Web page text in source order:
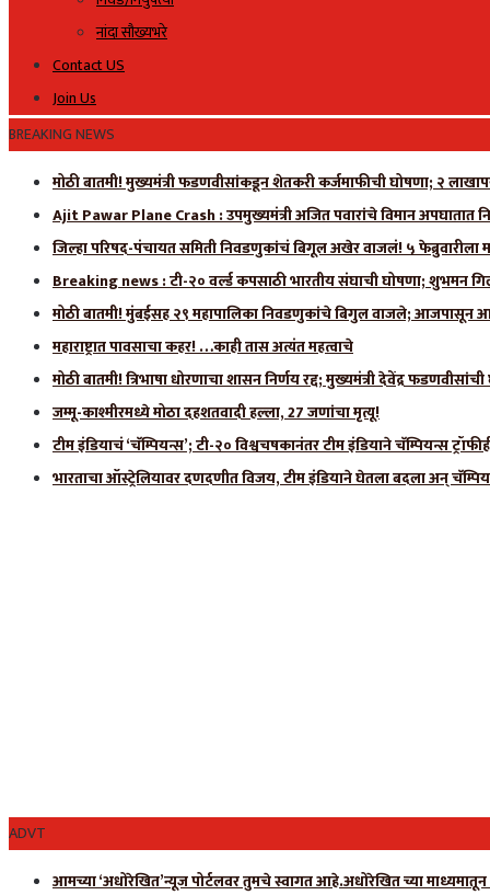
नांदा सौख्यभरे
Contact US
Join Us
BREAKING NEWS
मोठी बातमी! मुख्यमंत्री फडणवीसांकडून शेतकरी कर्जमाफीची घोषणा; २
Ajit Pawar Plane Crash : उपमुख्यमंत्री अजित पवारांचे विमान अपघातात
जिल्हा परिषद-पंचायत समिती निवडणुकांचं बिगूल अखेर वाजलं! ५ फेब्रुवारीला
Breaking news : टी-२० वर्ल्ड कपसाठी भारतीय संघाची घोषणा; शुभमन
मोठी बातमी! मुंबईसह २९ महापालिका निवडणुकांचे बिगुल वाजले; आजपासून
महाराष्ट्रात पावसाचा कहर! …काही तास अत्यंत महत्वाचे
मोठी बातमी! त्रिभाषा धोरणाचा शासन निर्णय रद्द; मुख्यमंत्री देवेंद्र
जम्मू-काश्मीरमध्ये मोठा दहशतवादी हल्ला, 27 जणांचा मृत्यू!
टीम इंडियाचं ‘चॅम्पियन्स’; टी-२० विश्वचषकानंतर टीम इंडियाने चॅम्पियन्स
भारताचा ऑस्ट्रेलियावर दणदणीत विजय, टीम इंडियाने घेतला बदला अन्
ADVT
आमच्या ‘अधोरेखित’न्यूज पोर्टलवर तुमचे स्वागत आहे.अधोरेखित च्या माध्यमातून